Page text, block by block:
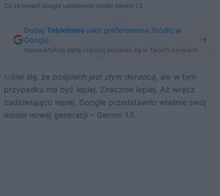
Co za tempo! Google udostępniło model Gemini 1.5
Dodaj Tabletowo jako preferowane źródło w
Google
Nasze artykuły będą częściej pojawiać się w Twoich wynikach
Mówi się, że pośpiech jest złym doradcą, ale w tym
przypadku ma być lepiej. Znacznie lepiej. Aż wręcz
zadziwiająco lepiej. Google przedstawiło właśnie swój
model nowej generacji – Gemini 1.5.